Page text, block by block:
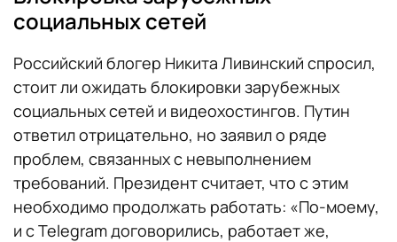
социальных сетей
Российский блогер Никита Ливинский спросил,
стоит ли ожидать блокировки зарубежных
социальных сетей и видеохостингов. Путин
ответил отрицательно, но заявил о ряде
проблем, связанных с невыполнением
требований. Президент считает, что с этим
необходимо продолжать работать: «По-моему,
и с Telegram договорились, работает же,